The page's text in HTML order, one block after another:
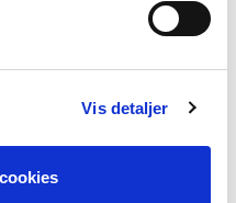
Vis detaljer